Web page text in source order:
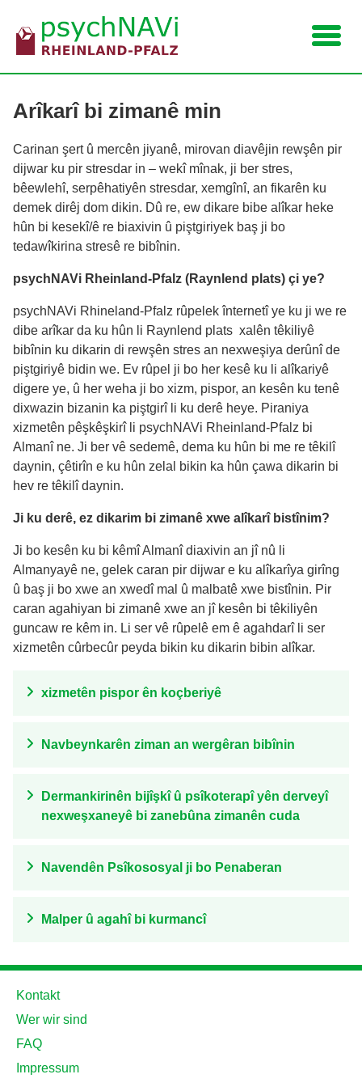
Navigation
Arîkarî bi zimanê min
Carinan şert û mercên jiyanê, mirovan diavêjin rewşên pir
dijwar ku pir stresdar in – wekî mînak, ji ber stres,
bêewlehî, serpêhatiyên stresdar, xemgînî, an fikarên ku
demek dirêj dom dikin. Dû re, ew dikare bibe alîkar heke
hûn bi kesekî/ê re biaxivin û piştgiriyek baş ji bo
tedawîkirina stresê re bibînin.
psychNAVi Rheinland-Pfalz (Raynlend plats) çi ye?
psychNAVi Rhineland-Pfalz rûpelek înternetî ye ku ji we re
dibe arîkar da ku hûn li Raynlend plats xalên têkiliyê
bibînin ku dikarin di rewşên stres an nexweşiya derûnî de
piştgiriyê bidin we. Ev rûpel ji bo her kesê ku li alîkariyê
digere ye, û her weha ji bo xizm, pispor, an kesên ku tenê
dixwazin bizanin ka piştgirî li ku derê heye. Piraniya
xizmetên pêşkêşkirî li psychNAVi Rheinland-Pfalz bi
Almanî ne. Ji ber vê sedemê, dema ku hûn bi me re têkilî
daynin, çêtirîn e ku hûn zelal bikin ka hûn çawa dikarin bi
hev re têkilî daynin.
Ji ku derê, ez dikarim bi zimanê xwe alîkarî bistînim?
Ji bo kesên ku bi kêmî Almanî diaxivin an jî nû li
Almanyayê ne, gelek caran pir dijwar e ku alîkarîya girîng
û baş ji bo xwe an xwedî mal û malbatê xwe bistînin. Pir
caran agahiyan bi zimanê xwe an jî kesên bi têkiliyên
guncaw re kêm in. Li ser vê rûpelê em ê agahdarî li ser
xizmetên cûrbecûr peyda bikin ku dikarin bibin alîkar.
xizmetên pispor ên koçberiyê
Navbeynkarên ziman an wergêran bibînin
Dermankirinên bijîşkî û psîkoterapî yên derveyî
nexweşxaneyê bi zanebûna zimanên cuda
Navendên Psîkososyal ji bo Penaberan
Malper û agahî bi kurmancî
Kontakt
Wer wir sind
FAQ
Impressum